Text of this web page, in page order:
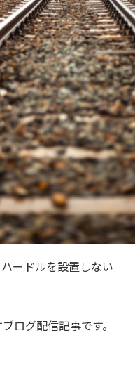
ハードルを設置しない
ログ配信記事です。